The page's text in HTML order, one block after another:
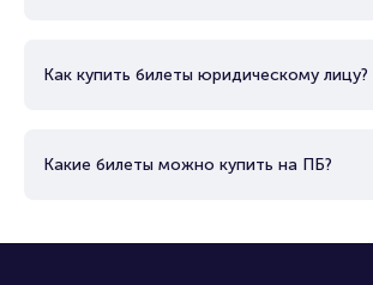
Как купить билеты юридическому лицу?
Какие билеты можно купить на ПБ?